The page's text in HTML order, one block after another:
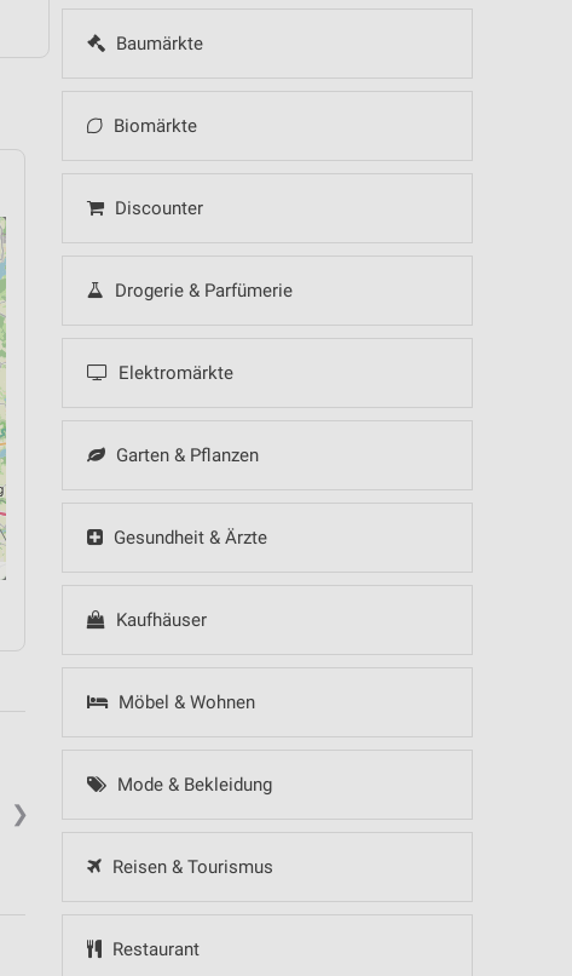
Baumärkte
Biomärkte
Discounter
Drogerie & Parfümerie
Elektromärkte
Garten & Pflanzen
Gesundheit & Ärzte
Kaufhäuser
Möbel & Wohnen
Mode & Bekleidung
Reisen & Tourismus
Restaurant
❯